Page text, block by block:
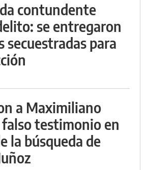
contundente
se entregaron
secuestradas para
a Maximiliano
testimonio en
la búsqueda de